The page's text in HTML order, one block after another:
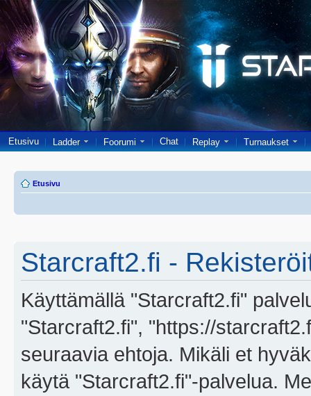
Etusivu Ladder Foorumi Chat Replay Turnaukset
Etusivu
Starcraft2.fi -
Käyttämällä "Starcraft2.fi"
"Starcraft2.fi", "https://
seuraavia ehtoja. Mikäli et
käytä "Starcraft2.fi"-palvelua.